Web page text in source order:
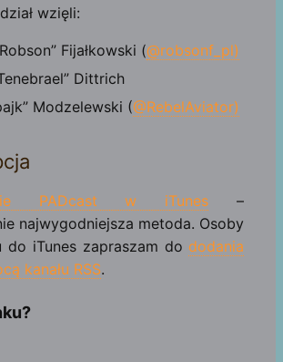
wzięli:
Fijałkowski (@robsonf_pl)
Dittrich
Modzelewski (@RebelAviator)
PADcast w iTunes –
najwygodniejsza metoda. Osoby
do iTunes zapraszam do dodania
kanału RSS.